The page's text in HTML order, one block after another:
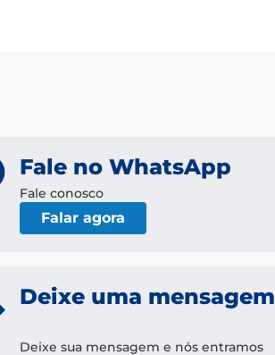
Fale no WhatsApp
Fale conosco
Falar agora
Deixe uma mensagem
Deixe sua mensagem e nós entramos